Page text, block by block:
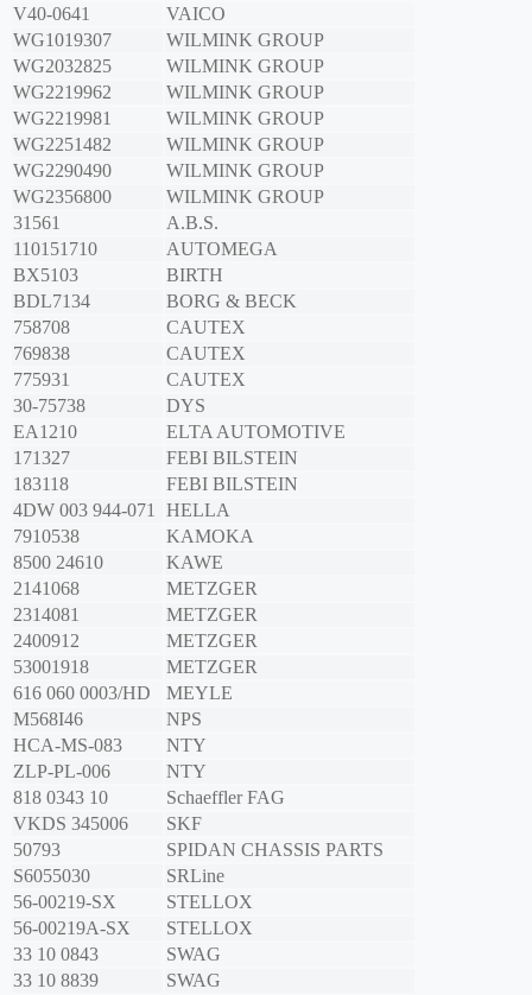
V40-0641
VAICO
WG1019307
WILMINK GROUP
WG2032825
WILMINK GROUP
WG2219962
WILMINK GROUP
WG2219981
WILMINK GROUP
WG2251482
WILMINK GROUP
WG2290490
WILMINK GROUP
WG2356800
WILMINK GROUP
31561
A.B.S.
110151710
AUTOMEGA
BX5103
BIRTH
BDL7134
BORG & BECK
758708
CAUTEX
769838
CAUTEX
775931
CAUTEX
30-75738
DYS
EA1210
ELTA AUTOMOTIVE
171327
FEBI BILSTEIN
183118
FEBI BILSTEIN
4DW 003 944-071
HELLA
7910538
KAMOKA
8500 24610
KAWE
2141068
METZGER
2314081
METZGER
2400912
METZGER
53001918
METZGER
616 060 0003/HD
MEYLE
M568I46
NPS
HCA-MS-083
NTY
ZLP-PL-006
NTY
818 0343 10
Schaeffler FAG
VKDS 345006
SKF
50793
SPIDAN CHASSIS PARTS
S6055030
SRLine
56-00219-SX
STELLOX
56-00219A-SX
STELLOX
33 10 0843
SWAG
33 10 8839
SWAG